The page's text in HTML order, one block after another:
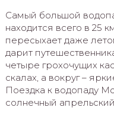
Самый большой
находится всего в 25
пересыхает даже
дарит
четыре грохочущих
скалах, а вокруг –
Поездка к водопаду
солнечный